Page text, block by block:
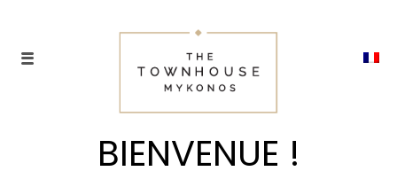
BIENVENUE !